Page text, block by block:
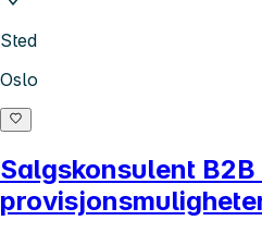
Sted
Oslo
Salgskonsulent